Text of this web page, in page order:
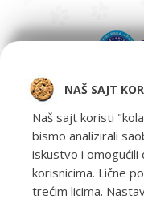
Pet Shop Aquarius -
oprema za kućne
NAŠ SAJT
Naš sajt koristi
bismo analizirali
iskustvo i omogućili
korisnicima. Lične
trećim licima.